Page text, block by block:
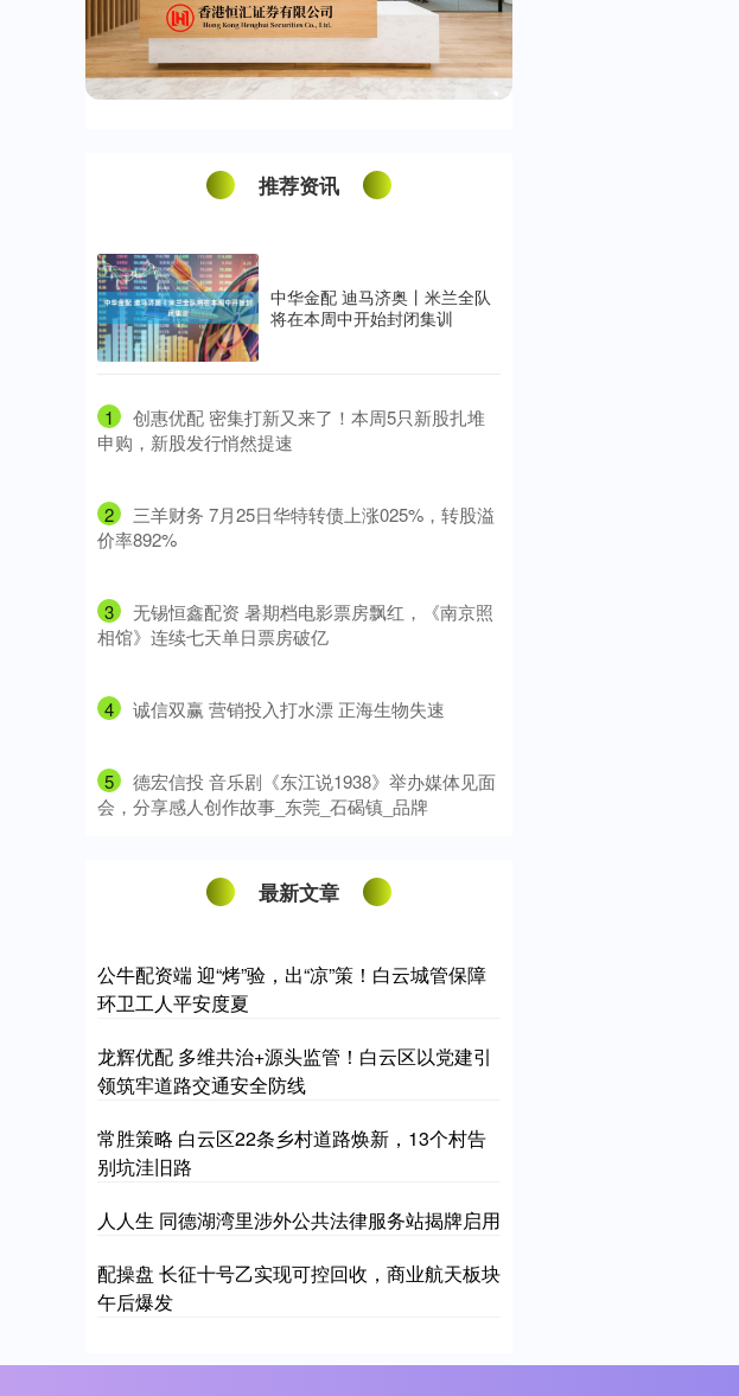
推荐资讯
中华金配 迪马济奥丨米兰全队
将在本周中开始封闭集训
1
​创惠优配 密集打新又来了！本周5只新股扎堆
申购，新股发行悄然提速
2
​三羊财务 7月25日华特转债上涨025%，转股溢
价率892%
3
​无锡恒鑫配资 暑期档电影票房飘红，《南京照
相馆》连续七天单日票房破亿
4 ​诚信双赢 营销投入打水漂 正海生物失速
5
​德宏信投 音乐剧《东江说1938》举办媒体见面
会，分享感人创作故事_东莞_石碣镇_品牌
最新文章
公牛配资端 迎“烤”验，出“凉”策！白云城管保障
环卫工人平安度夏
龙辉优配 多维共治+源头监管！白云区以党建引
领筑牢道路交通安全防线
常胜策略 白云区22条乡村道路焕新，13个村告
别坑洼旧路
人人生 同德湖湾里涉外公共法律服务站揭牌启用
配操盘 长征十号乙实现可控回收，商业航天板块
午后爆发